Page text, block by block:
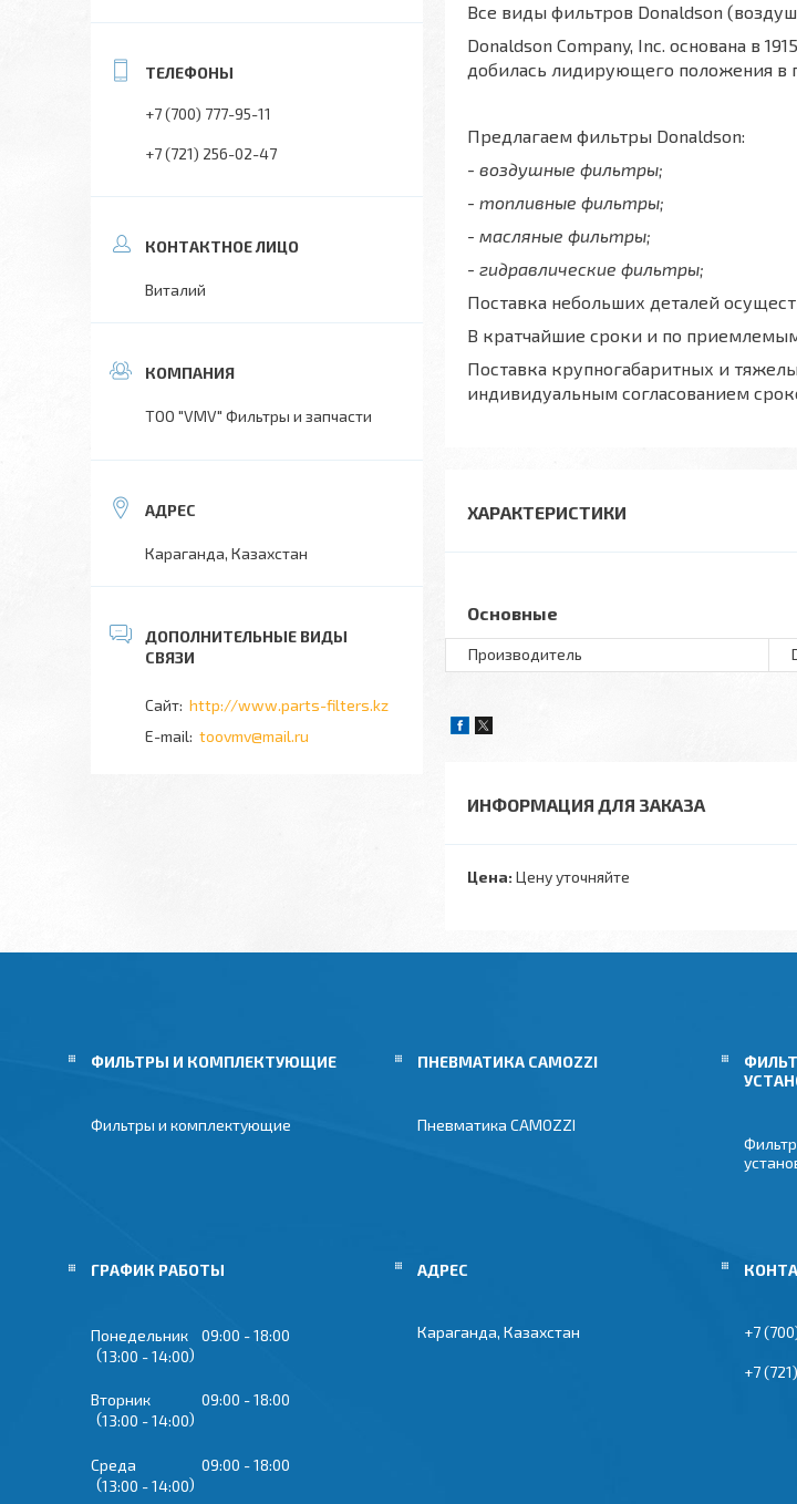
Все виды фильтров Donaldson
Donaldson Company, Inc. основана в
добилась лидирующего положения в
Предлагаем фильтры Donaldson:
- воздушные фильтры;
- топливные фильтры;
- масляные фильтры;
- гидравлические фильтры;
Поставка небольших деталей
В кратчайшие сроки и по
Поставка крупногабаритных и
индивидуальным согласованием
ХАРАКТЕРИСТИКИ
Основные
Производитель
ИНФОРМАЦИЯ ДЛЯ ЗАКАЗА
Цена: Цену уточняйте
+7 (700) 777-95-11
+7 (721) 256-02-47
Виталий
ТОО "VMV" Фильтры и запчасти
Караганда, Казахстан
http://www.parts-filters.kz
toovmv@mail.ru
ФИЛЬТРЫ И КОМПЛЕКТУЮЩИЕ
Фильтры и комплектующие
ПНЕВМАТИКА CAMOZZI
Пневматика CAMOZZI
ГРАФИК РАБОТЫ
Понедельник 09:00
18:00
13:00
14:00
Вторник 09:00
18:00
13:00
14:00
Среда 09:00
18:00
13:00
14:00
Караганда, Казахстан +7
+7